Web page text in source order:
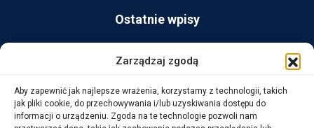
Zarządzaj zgodą
Aby zapewnić jak najlepsze wrażenia, korzystamy z technologii, takich
jak pliki cookie, do przechowywania i/lub uzyskiwania dostępu do
informacji o urządzeniu. Zgoda na te technologie pozwoli nam
Ostatnie wpisy
AG Consult z nagrodą Platynowego Partnera 2025 od Ingram
Micro
14 października, 2025